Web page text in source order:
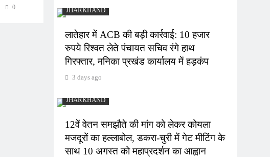
0 JHARKHAND
लातेहार में ACB की बड़ी कार्रवाई: 10 हजार
रुपये रिश्वत लेते पंचायत सचिव रंगे हाथ
गिरफ्तार, मनिका प्रखंड कार्यालय में हड़कंप
3 days ago
JHARKHAND
12वें वेतन समझौते की मांग को लेकर कोयला
मजदूरों का हल्लाबोल, डकरा-चुरी में गेट मीटिंग के
साथ 10 अगस्त को महाप्रदर्शन का आह्वान